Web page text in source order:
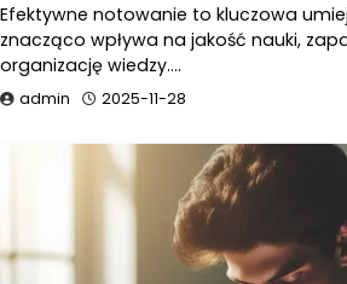
Efektywne notowanie to kluczowa
znacząco wpływa na jakość nauki,
organizację wiedzy.…
admin 2025-11-28